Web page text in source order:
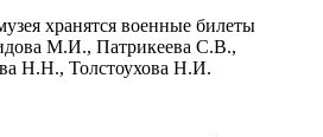
хранятся военные билеты
М.И., Патрикеева С.В.,
Н.Н., Толстоухова Н.И.